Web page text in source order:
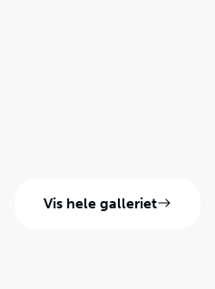
Vis hele galleriet